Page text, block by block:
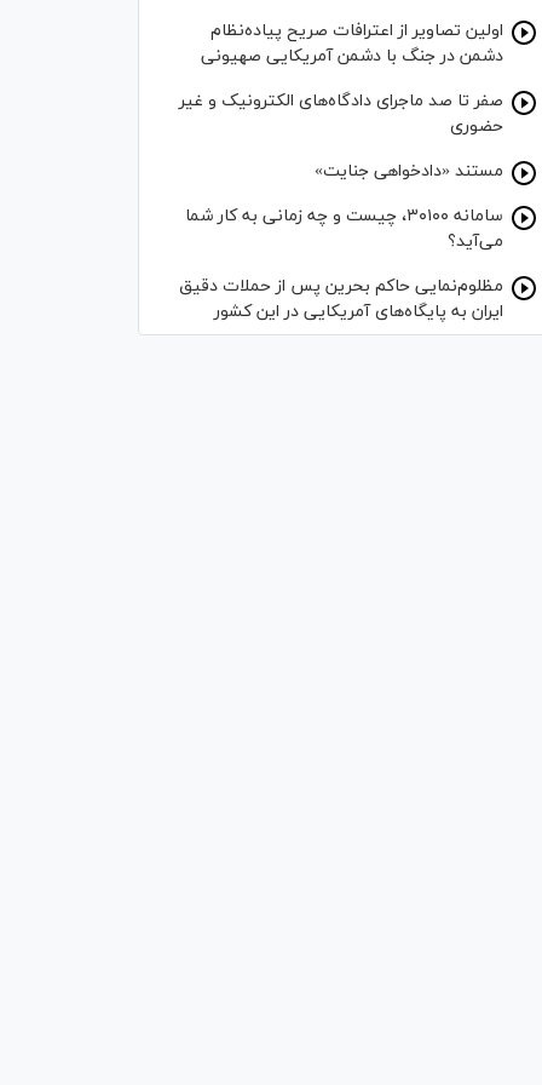
اولین تصاویر از اعترافات صریح پیاده‌نظام‌
دشمن در جنگ با دشمن آمریکایی صهیونی
صفر تا صد ماجرای دادگاه‌های الکترونیک و غیر
حضوری
مستند «دادخواهی جنایت»
سامانه ۳۰۱۰۰، چیست و چه زمانی به کار شما
می‌آید؟
مظلوم‌نمایی حاکم بحرین پس از حملات دقیق
ایران به پایگاه‌های آمریکایی در این کشور